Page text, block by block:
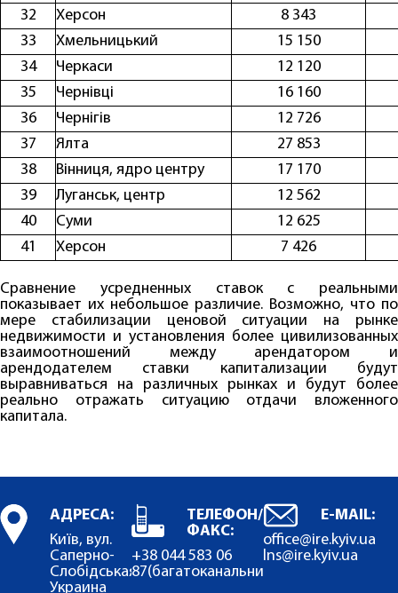
32
Хеpсон
8 343
33
Хмельницький
15 150
34
Чеpкаси
12 120
35
Чеpнівці
16 160
36
Чернігів
12 726
37
Ялта
27 853
38
Вінниця, ядро центру
17 170
39
Луганськ, центр
12 562
40
Суми
12 625
41
Херсон 7 426
Сравнение усредненных ставок с реальными
показывает их небольшое различие. Возможно, что по
мере стабилизации ценовой ситуации на рынке
недвижимости и установления более цивилизованных
взаимоотношений между арендатором и
арендодателем ставки капитализации будут
выравниваться на различных рынках и будут более
реально отражать ситуацию отдачи вложенного
капитала.
АДРЕСА:
Київ, вул.
Саперно-
Слобідськая,22.
Украина
ТЕЛЕФОН/
ФАКС:
+38 044 583 06
87(багатоканальний)
E-MAIL:
office@ire.kyiv.ua
lns@ire.kyiv.ua